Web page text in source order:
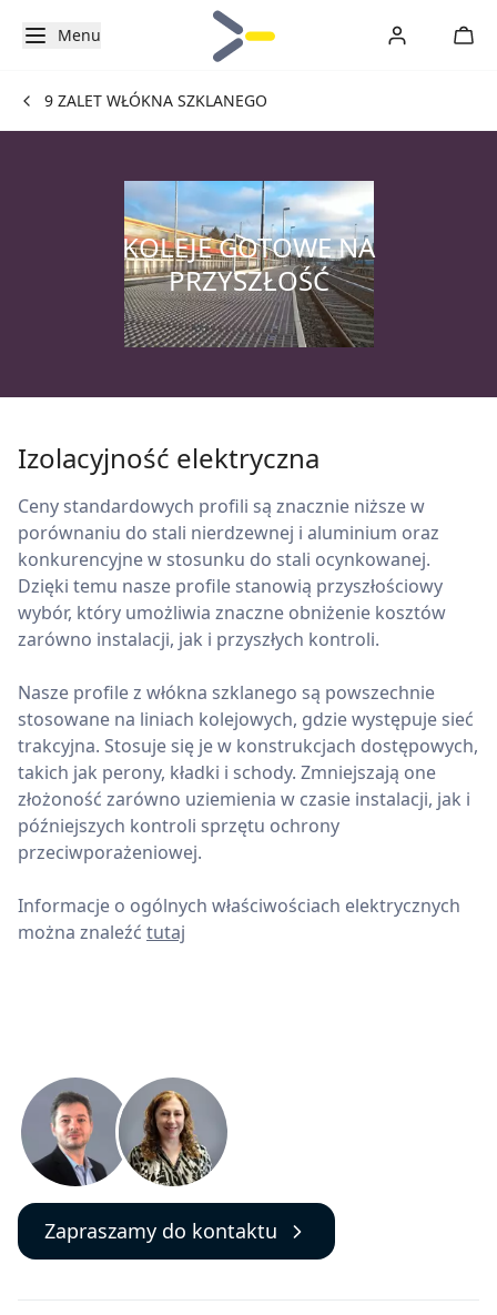
Menu
9 ZALET WŁÓKNA SZKLANEGO
KOLEJE GOTOWE NA
PRZYSZŁOŚĆ
Izolacyjność elektryczna
Ceny standardowych profili są znacznie niższe w
porównaniu do stali nierdzewnej i aluminium oraz
konkurencyjne w stosunku do stali ocynkowanej.
Dzięki temu nasze profile stanowią przyszłościowy
wybór, który umożliwia znaczne obniżenie kosztów
zarówno instalacji, jak i przyszłych kontroli.
Nasze profile z włókna szklanego są powszechnie
stosowane na liniach kolejowych, gdzie występuje sieć
trakcyjna. Stosuje się je w konstrukcjach dostępowych,
takich jak perony, kładki i schody. Zmniejszają one
złożoność zarówno uziemienia w czasie instalacji, jak i
późniejszych kontroli sprzętu ochrony
przeciwporażeniowej.
Informacje o ogólnych właściwościach elektrycznych
można znaleźć tutaj
Zapraszamy do kontaktu